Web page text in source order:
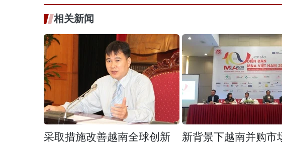
相关新闻
采取措施改善越南全球创新
新背景下越南并购市